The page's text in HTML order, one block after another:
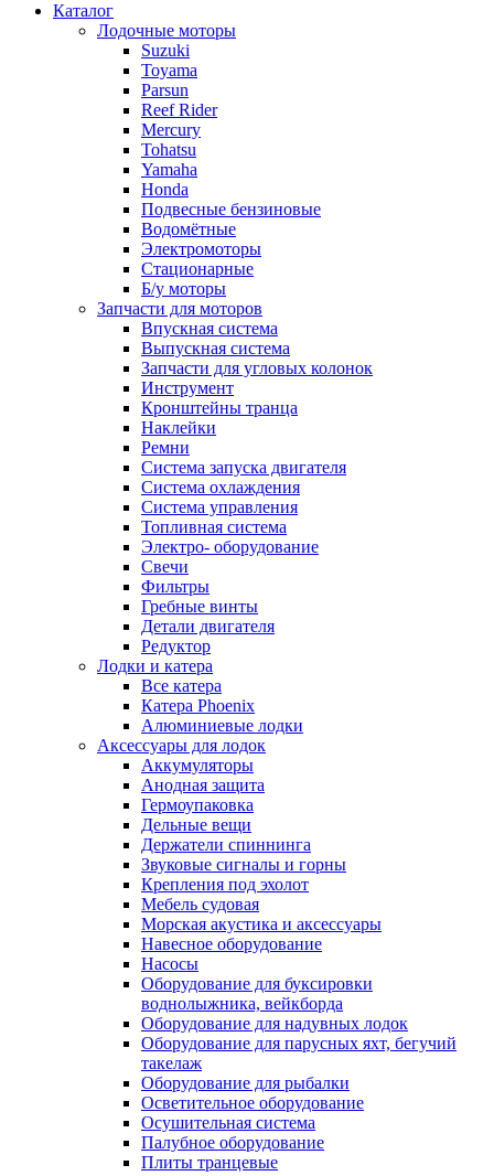
Каталог
Лодочные моторы
Suzuki
Toyama
Parsun
Reef Rider
Mercury
Tohatsu
Yamaha
Honda
Подвесные бензиновые
Водомётные
Электромоторы
Стационарные
Б/у моторы
Запчасти для моторов
Впускная система
Выпускная система
Запчасти для угловых колонок
Инструмент
Кронштейны транца
Наклейки
Ремни
Система запуска двигателя
Система охлаждения
Система управления
Топливная система
Электро- оборудование
Свечи
Фильтры
Гребные винты
Детали двигателя
Редуктор
Лодки и катера
Все катера
Катера Phoenix
Алюминиевые лодки
Аксессуары для лодок
Аккумуляторы
Анодная защита
Гермоупаковка
Дельные вещи
Держатели спиннинга
Звуковые сигналы и горны
Крепления под эхолот
Мебель судовая
Морская акустика и аксессуары
Навесное оборудование
Насосы
Оборудование для буксировки
воднолыжника, вейкборда
Оборудование для надувных лодок
Оборудование для парусных яхт, бегучий
такелаж
Оборудование для рыбалки
Осветительное оборудование
Осушительная система
Палубное оборудование
Плиты транцевые